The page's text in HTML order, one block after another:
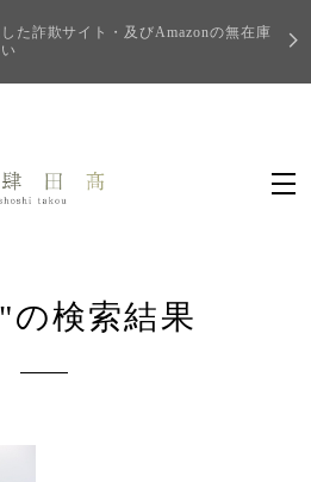
た詐欺サイト・及びAmazonの無在庫
の検索結果